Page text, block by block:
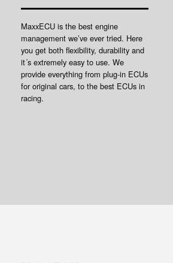
MaxxECU is the best engine
management we’ve ever tried. Here
you get both flexibility, durability and
it´s extremely easy to use. We
provide everything from plug-in ECUs
for original cars, to the best ECUs in
racing.